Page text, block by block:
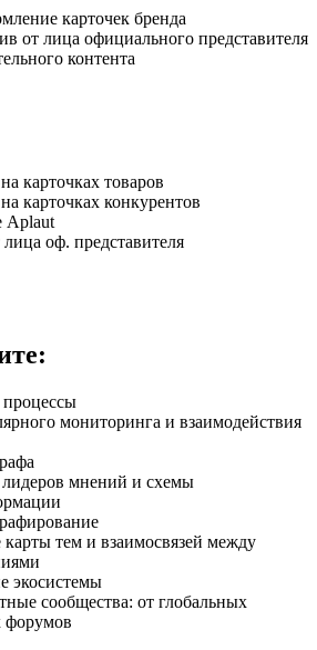
карточек бренда
от лица официального представителя
контента
карточках товаров
карточках конкурентов
Aplaut
оф. представителя
процессы
мониторинга и взаимодействия
мнений и схемы
тем и взаимосвязей между
экосистемы
сообщества: от глобальных
форумов